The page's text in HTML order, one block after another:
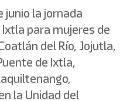
la jornada
para mujeres de
del Río, Jojutla,
de Ixtla,
la Unidad del